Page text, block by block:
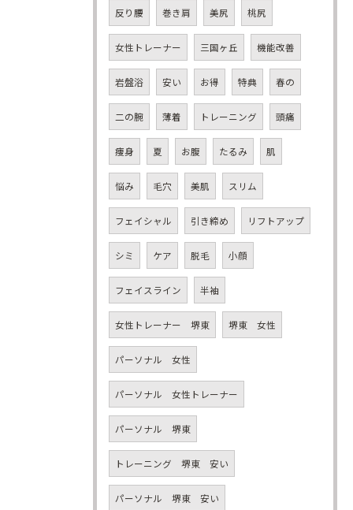
反り腰 巻き肩 美尻 桃尻
女性トレーナー 三国ヶ丘 機能改善
岩盤浴 安い お得 特典 春の
二の腕 薄着 トレーニング 頭痛
痩身 夏 お腹 たるみ 肌
悩み 毛穴 美肌 スリム
フェイシャル 引き締め リフトアップ
シミ ケア 脱毛 小顔
フェイスライン 半袖
女性トレーナー 堺東 堺東 女性
パーソナル 女性
パーソナル 女性トレーナー
パーソナル 堺東
トレーニング 堺東 安い
パーソナル 堺東 安い